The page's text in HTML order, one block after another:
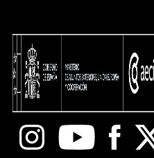
InstagramYoutube X